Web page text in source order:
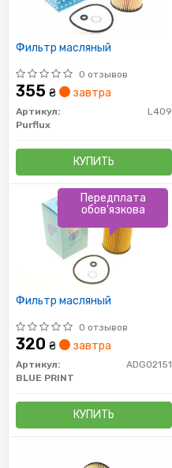
Фильтр масляный
0 отзывов
355 ₴ завтра
Артикул:
L409
Purflux
КУПИТЬ
Фильтр масляный
0 отзывов
320 ₴ завтра
Артикул:
ADG02151
BLUE PRINT
КУПИТЬ
Передплата
обов'язкова